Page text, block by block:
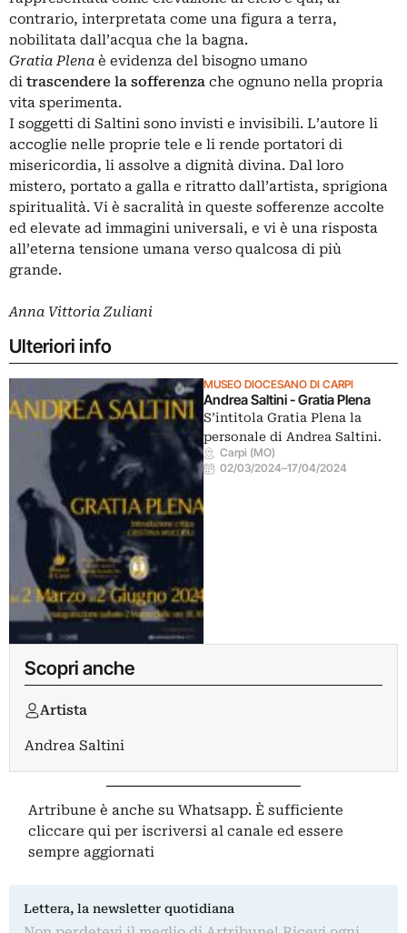
contrario, interpretata come una figura a terra,
nobilitata dall’acqua che la bagna.
Gratia Plena è evidenza del bisogno umano
di trascendere la sofferenza che ognuno nella propria
vita sperimenta.
I soggetti di Saltini sono invisti e invisibili. L’autore li
accoglie nelle proprie tele e li rende portatori di
misericordia, li assolve a dignità divina. Dal loro
mistero, portato a galla e ritratto dall’artista, sprigiona
spiritualità. Vi è sacralità in queste sofferenze accolte
ed elevate ad immagini universali, e vi è una risposta
all’eterna tensione umana verso qualcosa di più
grande.
Anna Vittoria Zuliani
Ulteriori info
MUSEO DIOCESANO DI CARPI
Andrea Saltini - Gratia Plena
S’intitola Gratia Plena la
personale di Andrea Saltini.
Carpi (MO)
02/03/2024–17/04/2024
Scopri anche
Artista
Andrea Saltini
Artribune è anche su Whatsapp. È sufficiente
cliccare qui per iscriversi al canale ed essere
sempre aggiornati
Lettera, la newsletter quotidiana